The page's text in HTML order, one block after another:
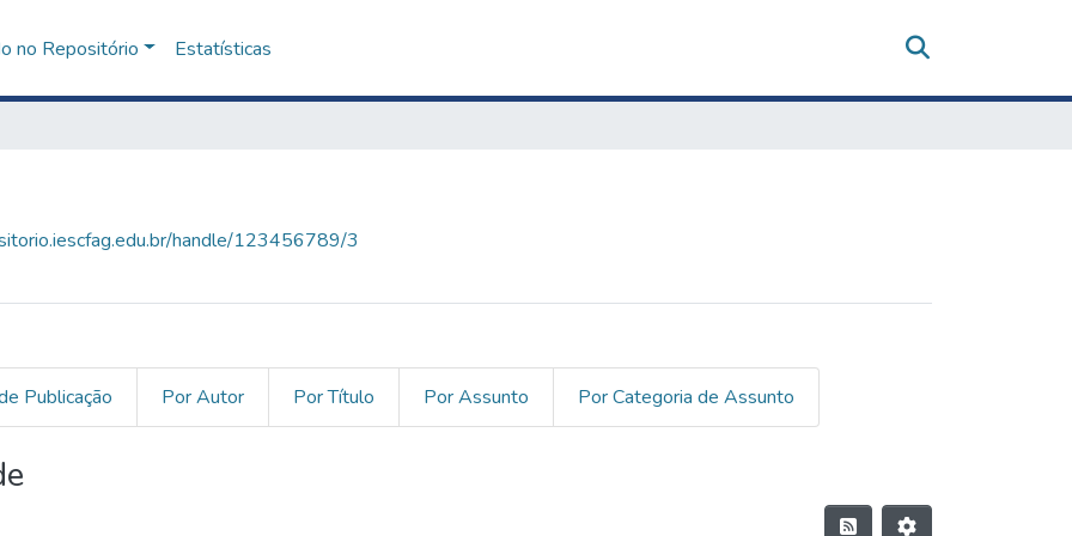
no Repositório Estatísticas
handle/123456789/3
Publicação Por Autor Por Título Por Assunto Por Categoria de Assunto